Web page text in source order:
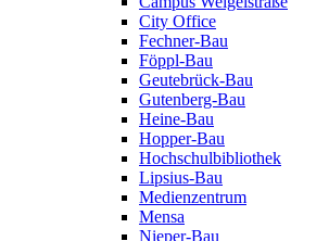
City Office
Fechner-Bau
Föppl-Bau
Geutebrück-Bau
Gutenberg-Bau
Heine-Bau
Hopper-Bau
Hochschulbibliothek
Lipsius-Bau
Medienzentrum
Mensa
Nieper-Bau